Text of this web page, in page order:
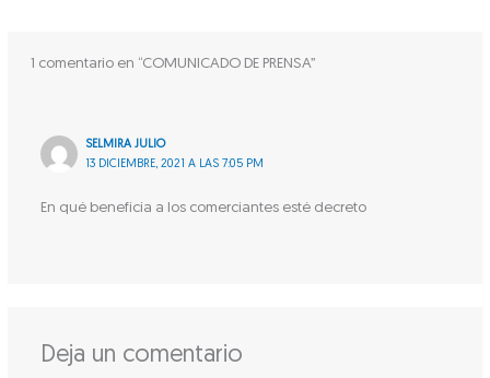
1 comentario en “COMUNICADO DE PRENSA”
SELMIRA JULIO
13 DICIEMBRE, 2021 A LAS 7:05 PM
En qué beneficia a los comerciantes esté decreto
Deja un comentario